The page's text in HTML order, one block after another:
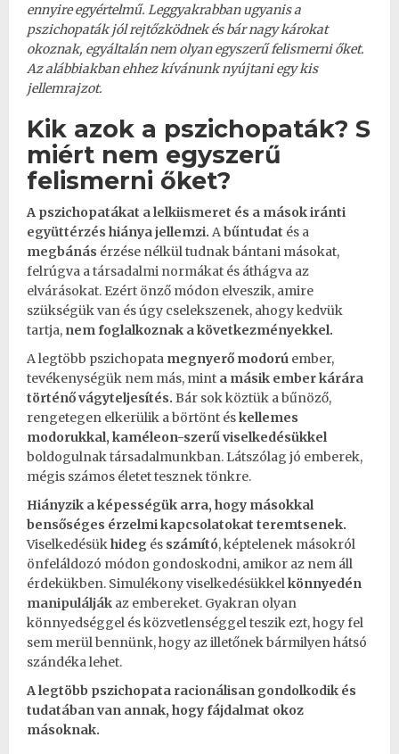
ennyire egyértelmű. Leggyakrabban ugyanis a
pszichopaták jól rejtőzködnek és bár nagy károkat
okoznak, egyáltalán nem olyan egyszerű felismerni őket.
Az alábbiakban ehhez kívánunk nyújtani egy kis
jellemrajzot.
Kik azok a pszichopaták? S
miért nem egyszerű
felismerni őket?
A pszichopatákat alelkiismeret és a mások iránti
együttérzés hiánya jellemzi. Abűntudat és a
megbánás érzése nélkül tudnak bántani másokat,
felrúgva atársadalmi normákat és áthágva az
elvárásokat. Ezért önző módon elveszik, amire
szükségük van és úgy cselekszenek, ahogy kedvük
tartja, nem foglalkoznak a következményekkel.
A legtöbb pszichopata megnyerő modorú ember,
tevékenységük nem más, mint a másik ember kárára
történő vágyteljesítés. Bár sok köztük a bűnöző,
rengetegen elkerülik a börtönt éskellemes
modorukkal, kaméleon-szerű viselkedésükkel
boldogulnak társadalmunkban. Látszólag jó emberek,
mégis számos életet tesznek tönkre.
Hiányzik a képességük arra, hogy másokkal
bensőséges érzelmikapcsolatokat teremtsenek.
Viselkedésükhideg és számító, képtelenek másokról
önfeláldozó módon gondoskodni, amikor az nem áll
érdekükben. Simulékony viselkedésükkelkönnyedén
manipulálják az embereket. Gyakran olyan
könnyedséggel és közvetlenséggel teszik ezt, hogy fel
sem merül bennünk, hogy az illetőnek bármilyen hátsó
szándéka lehet.
A legtöbb pszichopata racionálisan gondolkodik és
tudatában van annak, hogy fájdalmat okoz
másoknak.